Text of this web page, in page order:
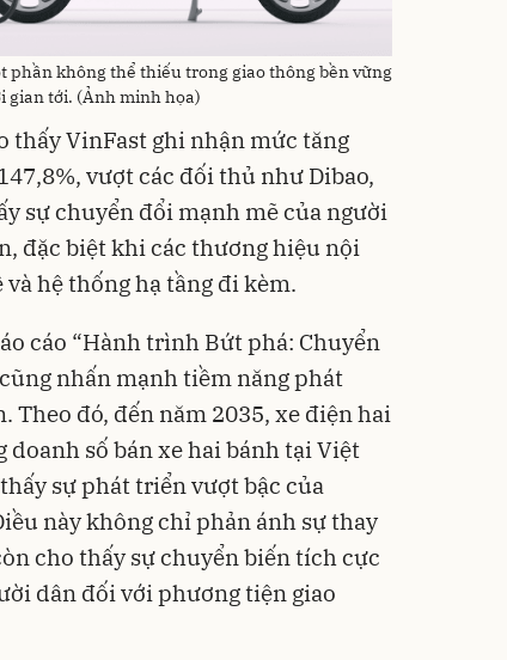
phần không thể thiếu trong giao thông bền vững
gian tới. (Ảnh minh họa)
thấy VinFast ghi nhận mức tăng
vượt các đối thủ như Dibao,
sự chuyển đổi mạnh mẽ của người
đặc biệt khi các thương hiệu nội
hệ thống hạ tầng đi kèm.
cáo “Hành trình Bứt phá: Chuyển
nhấn mạnh tiềm năng phát
Theo đó, đến năm 2035, xe điện hai
số bán xe hai bánh tại Việt
sự phát triển vượt bậc của
này không chỉ phản ánh sự thay
cho thấy sự chuyển biến tích cực
dân đối với phương tiện giao